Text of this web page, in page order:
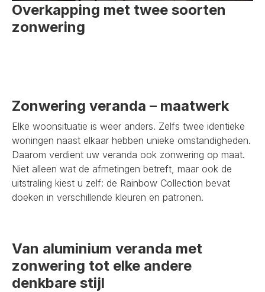
Overkapping met twee soorten
zonwering
Zonwering veranda – maatwerk
Elke woonsituatie is weer anders. Zelfs twee identieke
woningen naast elkaar hebben unieke omstandigheden.
Daarom verdient uw veranda ook zonwering op maat.
Niet alleen wat de afmetingen betreft, maar ook de
uitstraling kiest u zelf: de Rainbow Collection bevat
doeken in verschillende kleuren en patronen.
Van aluminium veranda met
zonwering tot elke andere
denkbare stijl